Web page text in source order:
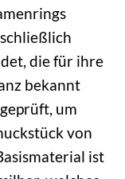
die für ihre
bekannt
um
von
ist